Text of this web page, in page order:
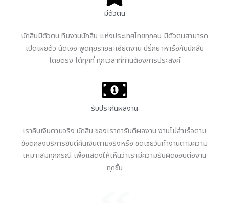
มีตัวตน
นักสืบมีตัวตน ทีมงานนักสืบ แห่งประเทศไทยทุกคน มีตัวตนสามารถ
เปิดเผยตัว นัดเจอ พูดคุยรายละเอียดงาน ปรึกษาหารือกับนักสืบ
โดยตรง ได้ทุกที่ ทุกเวลาที่ท่านต้องการประสงค์
รับประกันผลงาน
เราคืนเงินตามจริง นักสืบ ของเราการันตีผลงาน งานไม่สำเร็จตาม
ข้อตกลงบริการยินดีคืนเงินตามจริงหรือ ชดเชยวันทำงานตามความ
เหมาะสมทุกกรณี เพื่อแสดงให้เห็นว่าเรามีความรับผิดชอบต่องาน
ทุกชิ้น